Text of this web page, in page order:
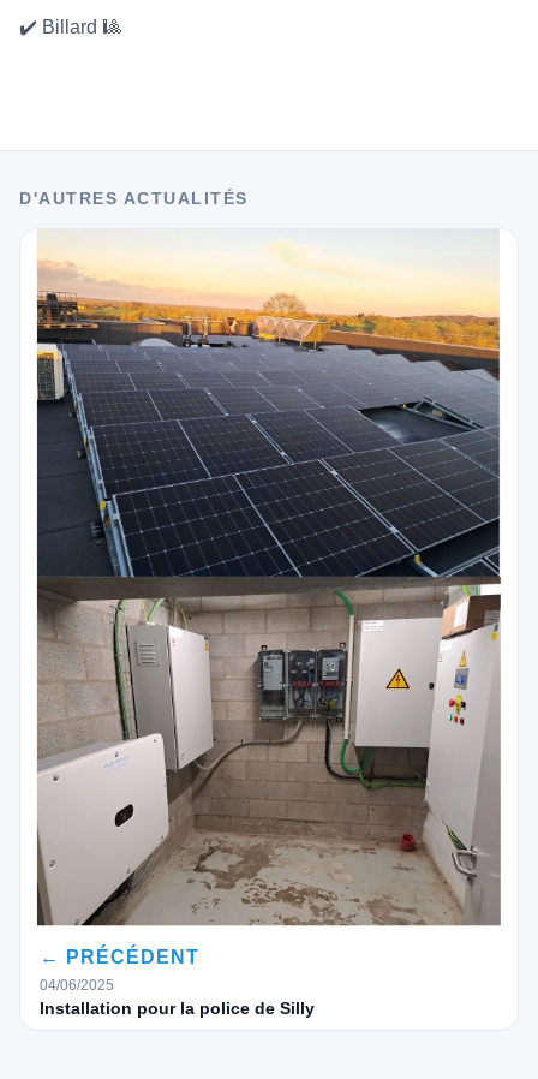
✔️ Billard 🎱
D'AUTRES ACTUALITÉS
← PRÉCÉDENT
04/06/2025
Installation pour la police de Silly